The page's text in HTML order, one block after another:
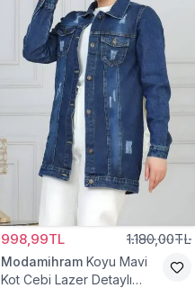
998,99TL 1.180,00TL
Modamihram Koyu Mavi
Kot Cebi Lazer Detaylı